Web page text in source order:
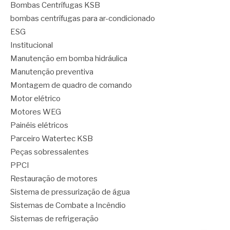
Bombas Centrífugas KSB
bombas centrífugas para ar-condicionado
ESG
Institucional
Manutenção em bomba hidráulica
Manutenção preventiva
Montagem de quadro de comando
Motor elétrico
Motores WEG
Painéis elétricos
Parceiro Watertec KSB
Peças sobressalentes
PPCI
Restauração de motores
Sistema de pressurização de água
Sistemas de Combate a Incêndio
Sistemas de refrigeração